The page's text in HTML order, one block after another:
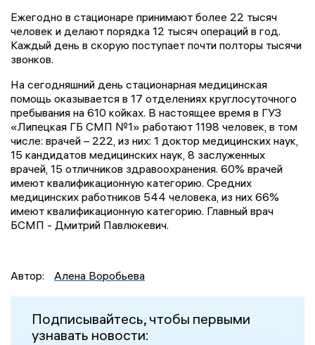
Ежегодно в стационаре принимают более 22 тысяч
человек и делают порядка 12 тысяч операций в год.
Каждый день в скорую поступает почти полторы тысячи
звонков.
На сегодняшний день стационарная медицинская
помощь оказывается в 17 отделениях круглосуточного
пребывания на 610 койках. В настоящее время в ГУЗ
«Липецкая ГБ СМП №1» работают 1198 человек, в том
числе: врачей – 222, из них: 1 доктор медицинских наук,
15 кандидатов медицинских наук, 8 заслуженных
врачей, 15 отличников здравоохранения. 60% врачей
имеют квалификационную категорию. Средних
медицинских работников 544 человека, из них 66%
имеют квалификационную категорию. Главный врач
БСМП - Дмитрий Павлюкевич.
Автор: Алена Воробьева
Подписывайтесь, чтобы первыми
узнавать новости: